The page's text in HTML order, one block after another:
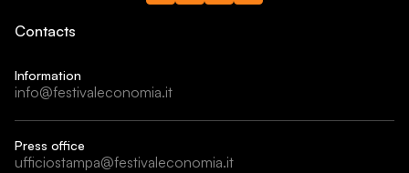
Contacts
Information
info@festivaleconomia.it
Press office
ufficiostampa@festivaleconomia.it